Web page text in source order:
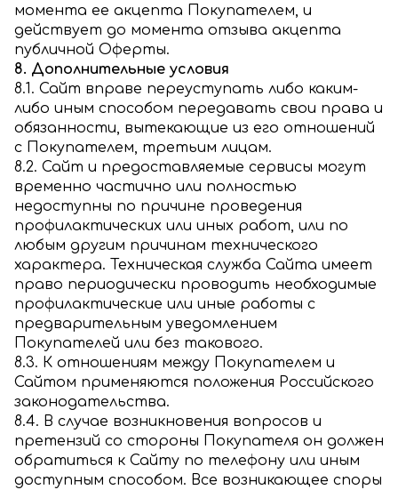
момента ее акцепта Покупателем, и
действует до момента отзыва акцепта
публичной Оферты.
8. Дополнительные условия
8.1. Сайт вправе переуступать либо каким-
либо иным способом передавать свои права и
обязанности, вытекающие из его отношений
с Покупателем, третьим лицам.
8.2. Сайт и предоставляемые сервисы могут
временно частично или полностью
недоступны по причине проведения
профилактических или иных работ, или по
любым другим причинам технического
характера. Техническая служба Сайта имеет
право периодически проводить необходимые
профилактические или иные работы с
предварительным уведомлением
Покупателей или без такового.
8.3. К отношениям между Покупателем и
Сайтом применяются положения Российского
законодательства.
8.4. В случае возникновения вопросов и
претензий со стороны Покупателя он должен
обратиться к Сайту по телефону или иным
доступным способом. Все возникающее споры